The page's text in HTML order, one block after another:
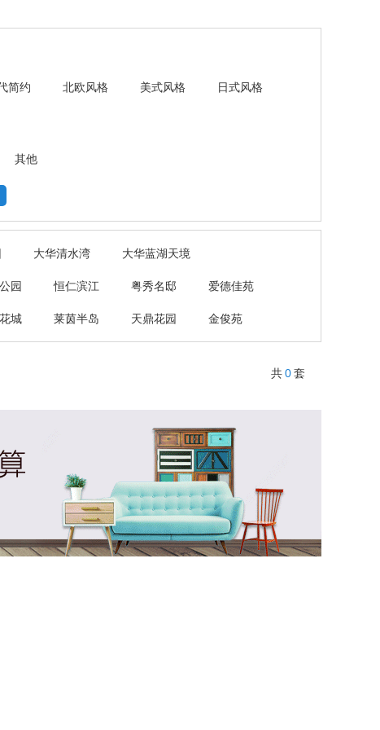
简约 北欧风格 美式风格 日式风格
其他
大华清水湾 大华蓝湖天境
园 恒仁滨江 粤秀名邸 爱德佳苑
城 莱茵半岛 天鼎花园 金俊苑
共 0 套